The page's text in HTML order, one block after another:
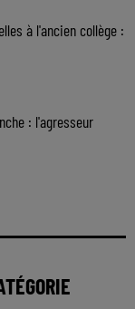
à l'ancien collège :
: l'agresseur